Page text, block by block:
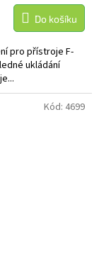
M
A
Do košíku
pro přístroje F-
ukládání
Kód: 4699